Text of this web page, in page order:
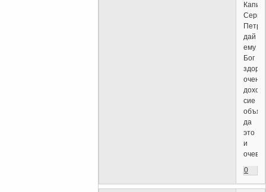
дай
ему
Бог
очень
сие
да
это
и
0